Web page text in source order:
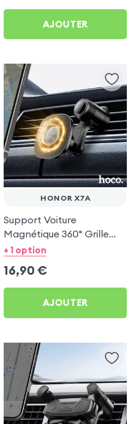
AJOUTER
HONOR X7A
Support Voiture
Magnétique 360° Grille
d'aération Hoco pour
+ 1 option
16,90 €
AJOUTER